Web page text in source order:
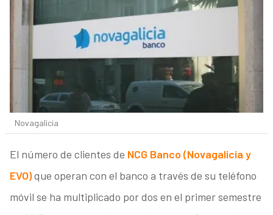
Novagalicia
El número de clientes de NCG Banco (Novagalicia y
EVO)que operan con el banco a través de su teléfono
móvil se ha multiplicado por dos en el primer semestre